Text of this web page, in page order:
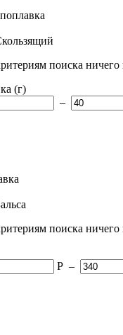
поиска ничего
(г)
–
поиска ничего
Р –